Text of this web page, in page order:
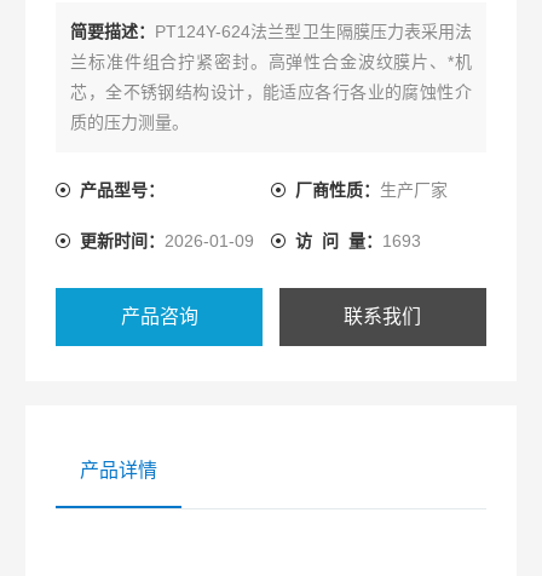
简要描述： PT124Y-624法兰型卫生隔膜压力表采用法
兰标准件组合拧紧密封。高弹性合金波纹膜片、*机
芯，全不锈钢结构设计，能适应各行各业的腐蚀性介
质的压力测量。
产品型号： 厂商性质： 生产厂家
更新时间： 2026-01-09 访 问 量： 1693
产品咨询 联系我们
产品详情